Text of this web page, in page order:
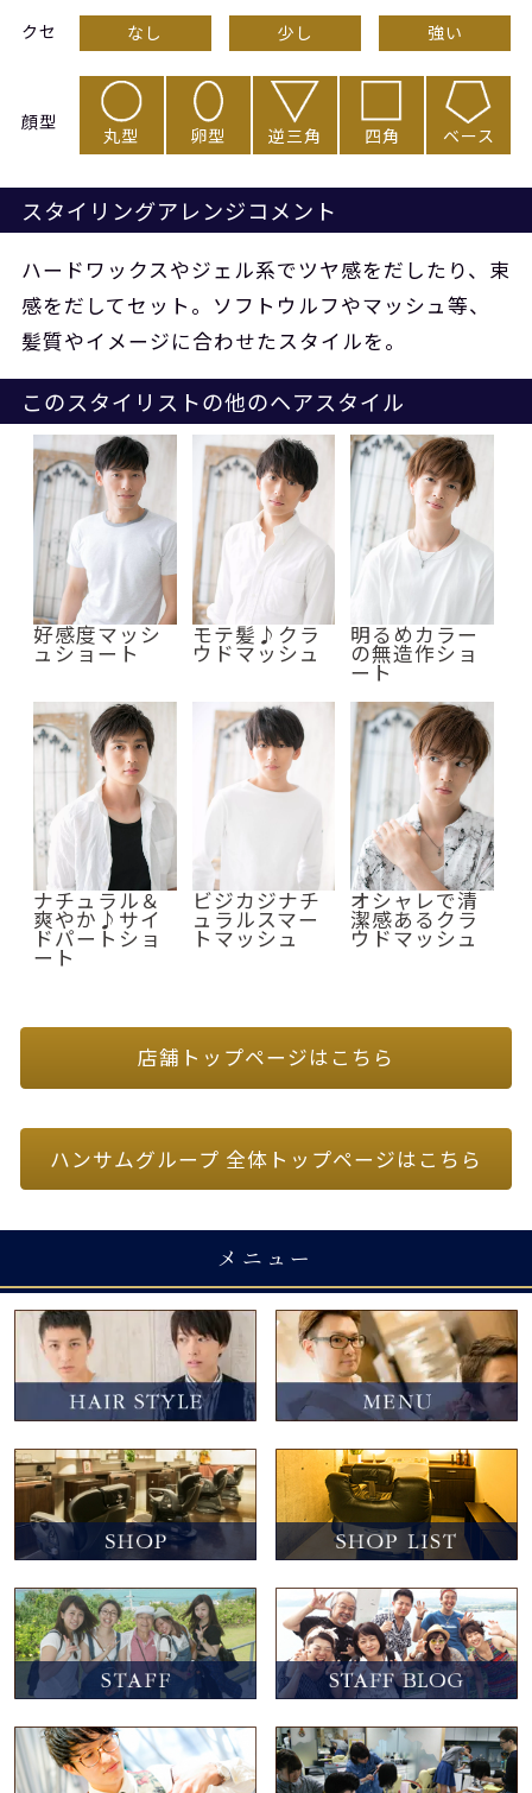
クセ なし 少し 強い
顔型
丸型 卵型 逆三角 四角 ベース
スタイリングアレンジコメント
ハードワックスやジェル系でツヤ感をだしたり、束
感をだしてセット。ソフトウルフやマッシュ等、
髪質やイメージに合わせたスタイルを。
このスタイリストの他のヘアスタイル
好感度マッシ
ュショート
モテ髪♪クラ
ウドマッシュ
明るめカラー
の無造作ショ
ート
ナチュラル＆
爽やか♪サイ
ドパートショ
ート
ビジカジナチ
ュラルスマー
トマッシュ
オシャレで清
潔感あるクラ
ウドマッシュ
店舗トップページはこちら
ハンサムグループ 全体トップページはこちら
メニュー